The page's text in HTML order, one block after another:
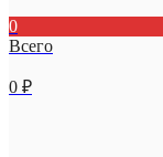
0
Всего
0 ₽